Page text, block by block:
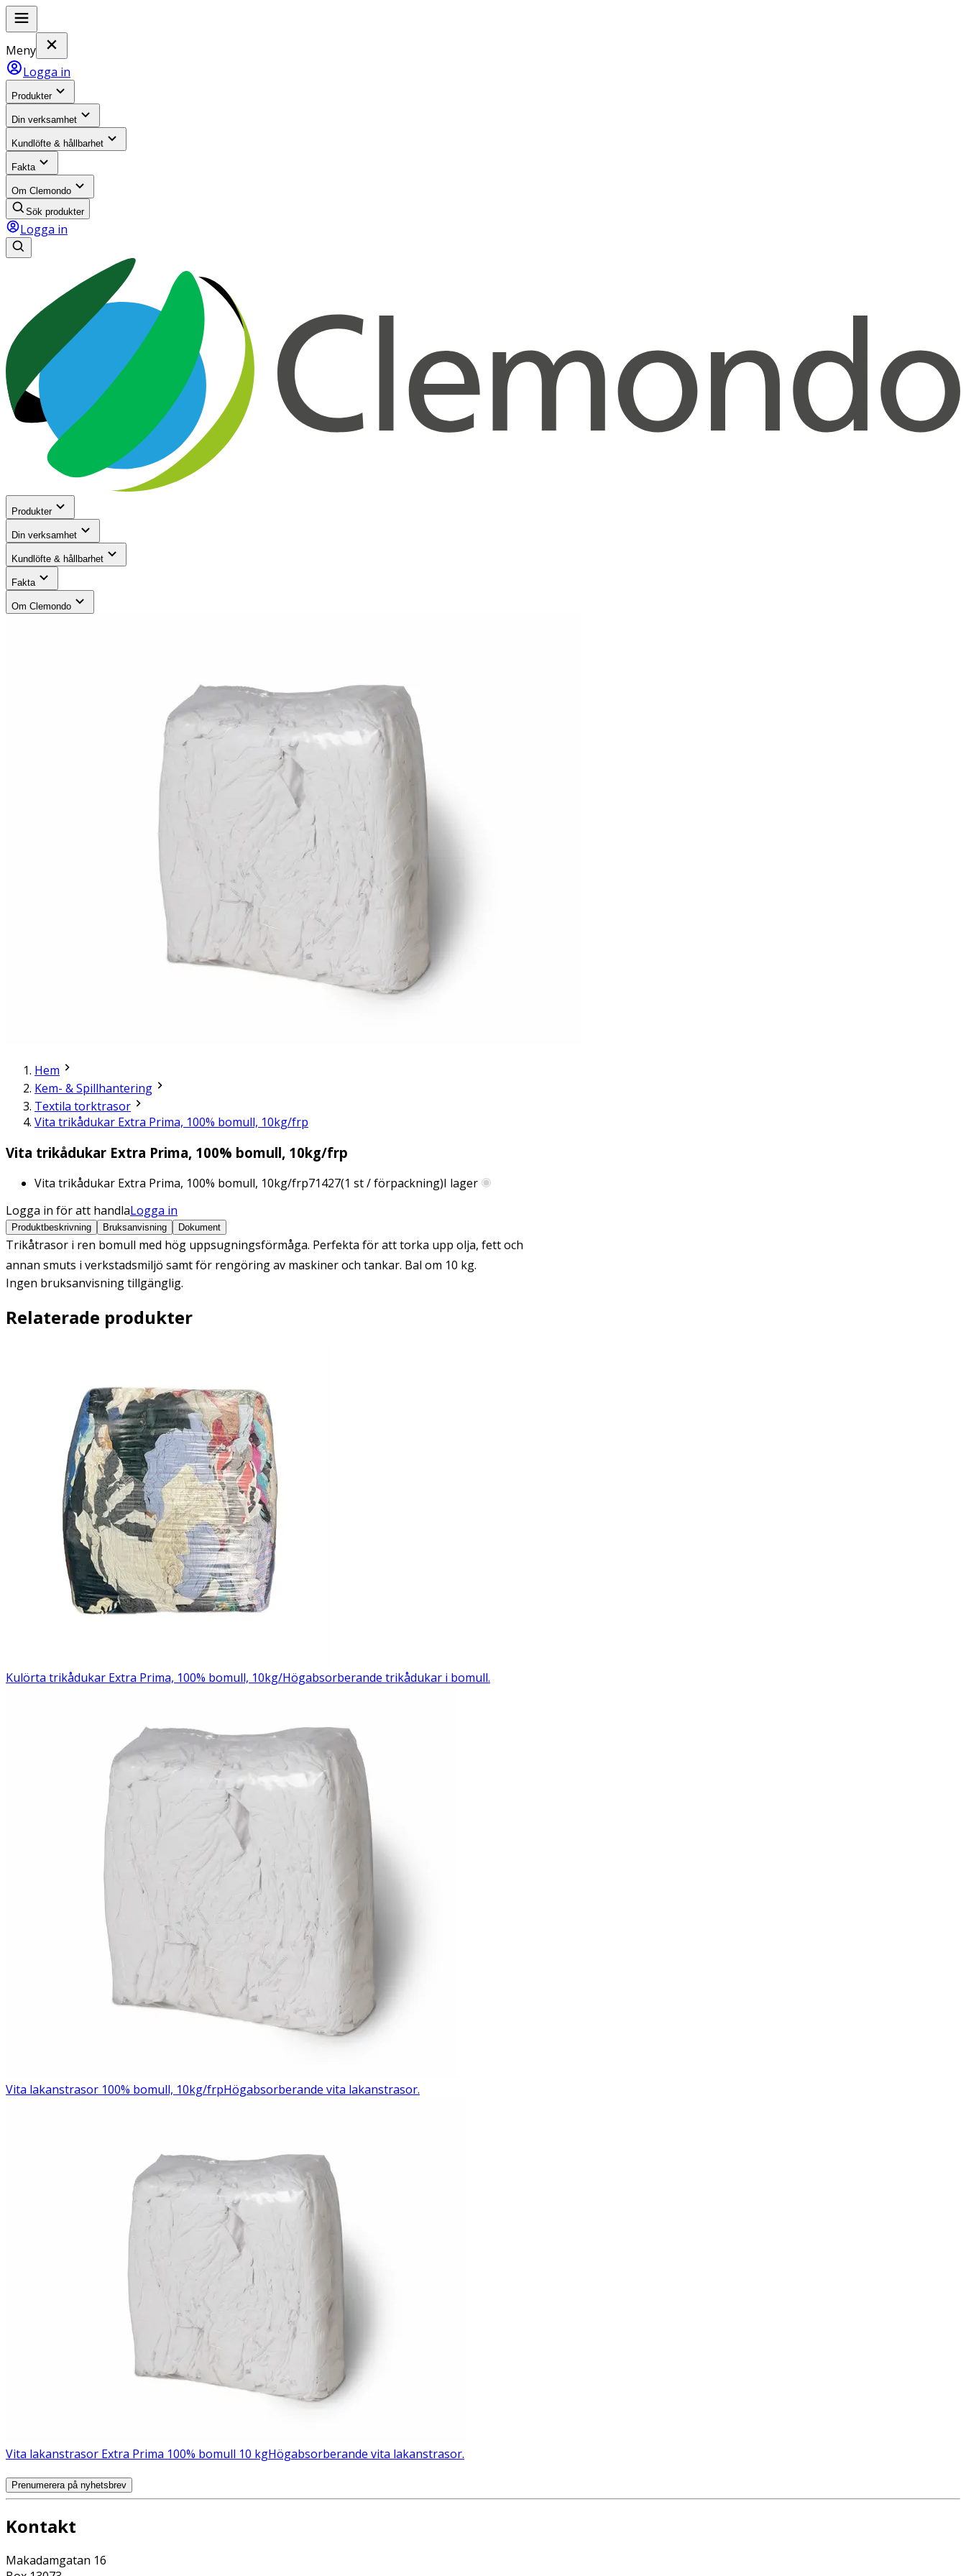
Meny
Logga in
Produkter
Din verksamhet
Kundlöfte & hållbarhet
Fakta
Om Clemondo
Sök produkter
Logga in
Produkter
Din verksamhet
Kundlöfte & hållbarhet
Fakta
Om Clemondo
Hem
Kem- & Spillhantering
Textila torktrasor
Vita trikådukar Extra Prima, 100% bomull, 10kg/frp
Vita trikådukar Extra Prima, 100% bomull, 10kg/frp
Vita trikådukar Extra Prima, 100% bomull, 10kg/frp71427(1 st / förpackning)I lager
Logga in för att handlaLogga in
Produktbeskrivning Bruksanvisning Dokument
Trikåtrasor i ren bomull med hög uppsugningsförmåga. Perfekta för att torka upp olja, fett och
annan smuts i verkstadsmiljö samt för rengöring av maskiner och tankar. Bal om 10 kg.
Ingen bruksanvisning tillgänglig.
Relaterade produkter
Kulörta trikådukar Extra Prima, 100% bomull, 10kg/Högabsorberande trikådukar i bomull.
Vita lakanstrasor 100% bomull, 10kg/frpHögabsorberande vita lakanstrasor.
Vita lakanstrasor Extra Prima 100% bomull 10 kgHögabsorberande vita lakanstrasor.
Prenumerera på nyhetsbrev
Kontakt
Makadamgatan 16